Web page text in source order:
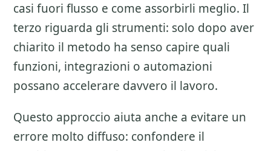
casi fuori flusso e come assorbirli meglio. Il
terzo riguarda gli strumenti: solo dopo aver
chiarito il metodo ha senso capire quali
funzioni, integrazioni o automazioni
possano accelerare davvero il lavoro.
Questo approccio aiuta anche a evitare un
errore molto diffuso: confondere il